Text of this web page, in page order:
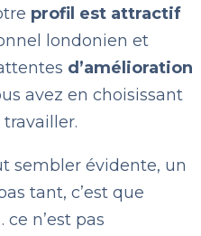
profil est attractif
londonien et
d’amélioration
avez en choisissant
sembler évidente, un
tant, c’est que
ce n’est pas